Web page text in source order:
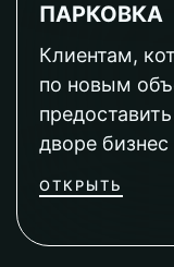
ПАРКОВКА
Клиентам,
по новым
дворе
ОТКРЫТЬ